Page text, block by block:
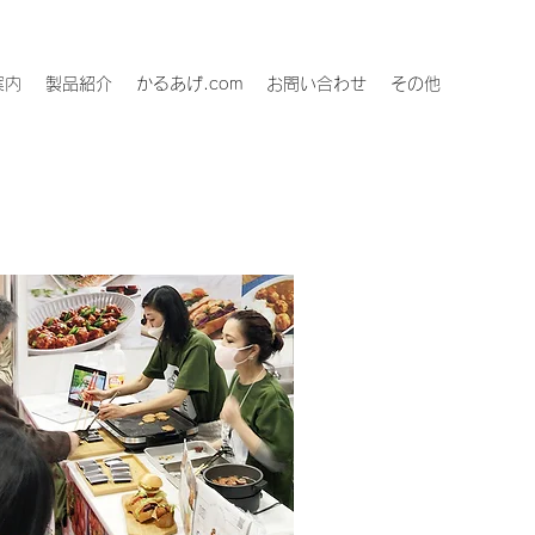
内 製品紹介 かるあげ.com お問い合わせ その他